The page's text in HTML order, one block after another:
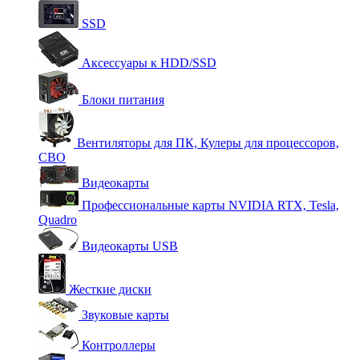
SSD
Аксессуары к HDD/SSD
Блоки питания
Вентиляторы для ПК, Кулеры для процессоров,
СВО
Видеокарты
Профессиональные карты NVIDIA RTX, Tesla,
Quadro
Видеокарты USB
Жесткие диски
Звуковые карты
Контроллеры